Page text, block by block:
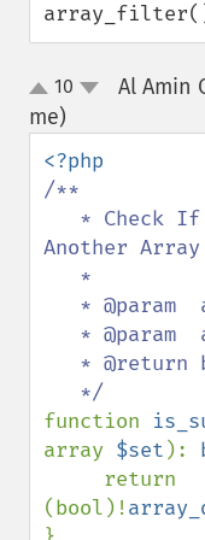
up10
Al Amin
me)
/**
Another Array
function
array $set ):
(bool)!